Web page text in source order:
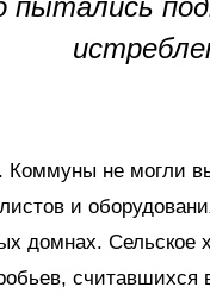
пытались
не могли
и
домнах.